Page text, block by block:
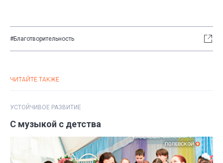
#Благотворительность
ЧИТАЙТЕ ТАКЖЕ
УСТОЙЧИВОЕ РАЗВИТИЕ
С музыкой с детства